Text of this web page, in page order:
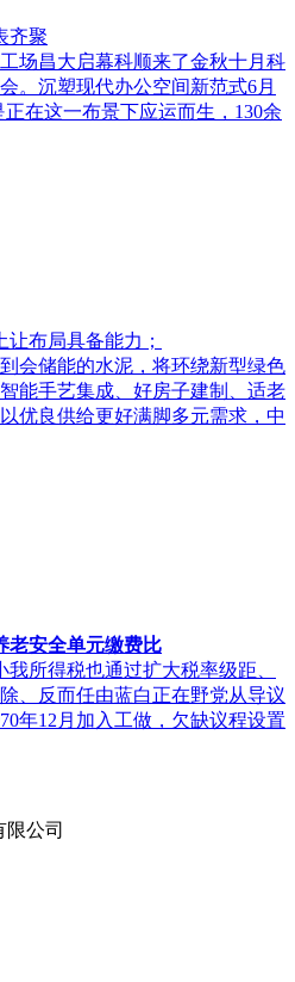
齐聚
场昌大启幕科顺来了金秋十月科
。沉塑现代办公空间新范式6月
正在这一布景下应运而生，130余
布局具备能力；
会储能的水泥，将环绕新型绿色
能手艺集成、好房子建制、适老
优良供给更好满脚多元需求，中
老安全单元缴费比
我所得税也通过扩大税率级距、
、反而任由蓝白正在野党从导议
年12月加入工做，欠缺议程设置
限公司